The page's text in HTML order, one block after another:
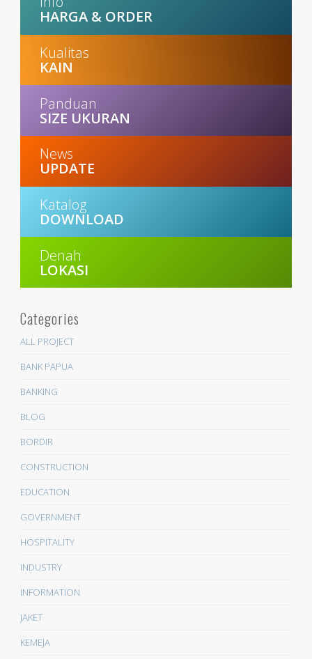
HARGA & ORDER
Kualitas
KAIN
Panduan
SIZE UKURAN
News
UPDATE
Katalog
DOWNLOAD
Denah
LOKASI
Categories
ALL PROJECT
BANK PAPUA
BANKING
BLOG
BORDIR
CONSTRUCTION
EDUCATION
GOVERNMENT
HOSPITALITY
INDUSTRY
INFORMATION
JAKET
KEMEJA